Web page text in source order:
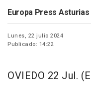
Europa Press Asturias
Lunes, 22 julio 2024
Publicado: 14:22
OVIEDO 22 Jul.